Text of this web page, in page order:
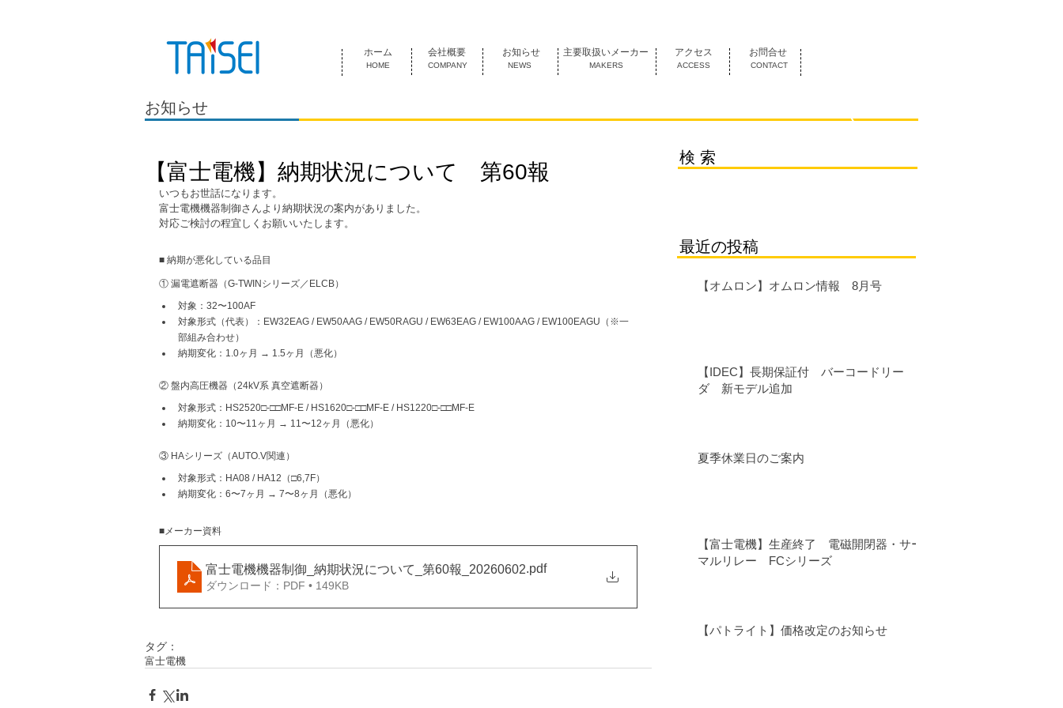
HOME COMPANY NEWS MAKERS ACCESS CONTACT
ホーム 会社概要 お知らせ 主要取扱いメーカー アクセス お問合せ
お知らせ
【富士電機】納期状況について 第60報
いつもお世話になります。
富士電機機器制御さんより納期状況の案内がありました。
対応ご検討の程宜しくお願いいたします。
■ 納期が悪化している品目
① 漏電遮断器（G-TWINシリーズ／ELCB）
対象：32〜100AF
対象形式（代表）：EW32EAG / EW50AAG / EW50RAGU / EW63EAG / EW100AAG / EW100EAGU（※一
部組み合わせ）
納期変化：1.0ヶ月 → 1.5ヶ月（悪化）
② 盤内高圧機器（24kV系 真空遮断器）
対象形式：HS2520□-□□MF-E / HS1620□-□□MF-E / HS1220□-□□MF-E
納期変化：10〜11ヶ月 → 11〜12ヶ月（悪化）
③ HAシリーズ（AUTO.V関連）
対象形式：HA08 / HA12（□6,7F）
納期変化：6〜7ヶ月 → 7〜8ヶ月（悪化）
■メーカー資料
富士電機機器制御_納期状況について_第60報_20260602.pdf
ダウンロード：PDF • 149KB
タグ：
富士電機
検 索
最近の投稿
【オムロン】オムロン情報 8月号
【IDEC】長期保証付 バーコードリー
ダ 新モデル追加
夏季休業日のご案内
【富士電機】生産終了 電磁開閉器・サー
マルリレー FCシリーズ
【パトライト】価格改定のお知らせ